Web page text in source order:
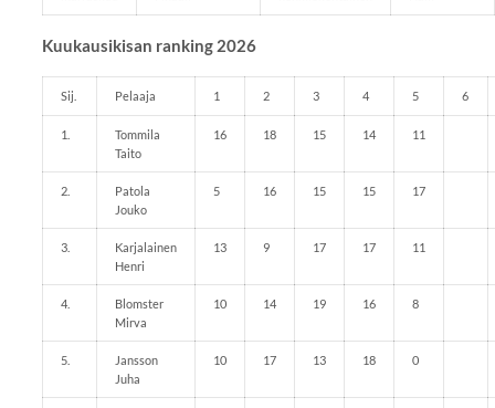
Kuukausikisan ranking 2026
Sij. Pelaaja 1 2 3 4 5 6
1.
Tommila
Taito
16 18 15 14 11
2.
Patola
Jouko
5 16 15 15 17
3.
Karjalainen
Henri
13 9 17 17 11
4.
Blomster
Mirva
10 14 19 16 8
5.
Jansson
Juha
10 17 13 18 0